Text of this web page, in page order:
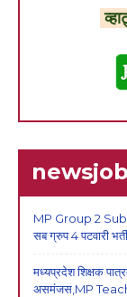
MP Group 2
सब ग्रुप 4 पटवारी
मध्यप्रदेश शिक्षक
असमंजस,MP